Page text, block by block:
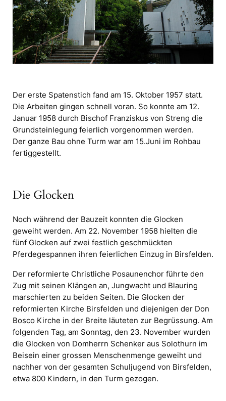
Der erste Spatenstich fand am 15. Oktober 1957 statt.
Die Arbeiten gingen schnell voran. So konnte am 12.
Januar 1958 durch Bischof Franziskus von Streng die
Grundsteinlegung feierlich vorgenommen werden.
Der ganze Bau ohne Turm war am 15.Juni im Rohbau
fertiggestellt.
Die Glocken
Noch während der Bauzeit konnten die Glocken
geweiht werden. Am 22. November 1958 hielten die
fünf Glocken auf zwei festlich geschmückten
Pferdegespannen ihren feierlichen Einzug in Birsfelden.
Der reformierte Christliche Posaunenchor führte den
Zug mit seinen Klängen an, Jungwacht und Blauring
marschierten zu beiden Seiten. Die Glocken der
reformierten Kirche Birsfelden und diejenigen der Don
Bosco Kirche in der Breite läuteten zur Begrüssung. Am
folgenden Tag, am Sonntag, den 23. November wurden
die Glocken von Domherrn Schenker aus Solothurn im
Beisein einer grossen Menschenmenge geweiht und
nachher von der gesamten Schuljugend von Birsfelden,
etwa 800 Kindern, in den Turm gezogen.